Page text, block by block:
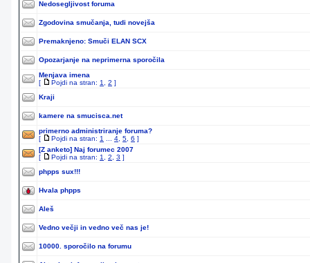
Nedosegljivost foruma
Zgodovina smučanja, tudi novejša
Premaknjeno: Smuči ELAN SCX
Opozarjanje na neprimerna sporočila
Menjava imena
[
Pojdi na stran: 1 2 ]
Kraji
kamere na smucisca.net
primerno administriranje foruma?
[
Pojdi na stran: 1 4 5 6 ]
[Z anketo] Naj forumec 2007
[
Pojdi na stran: 1 2 3 ]
phpps sux!!!
Hvala phpps
Aleš
Vedno večji in vedno več nas je!
10000. sporočilo na forumu